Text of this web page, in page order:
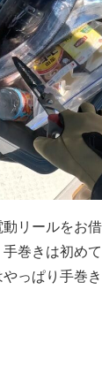
リールをお
巻きは初め
っぱり手巻